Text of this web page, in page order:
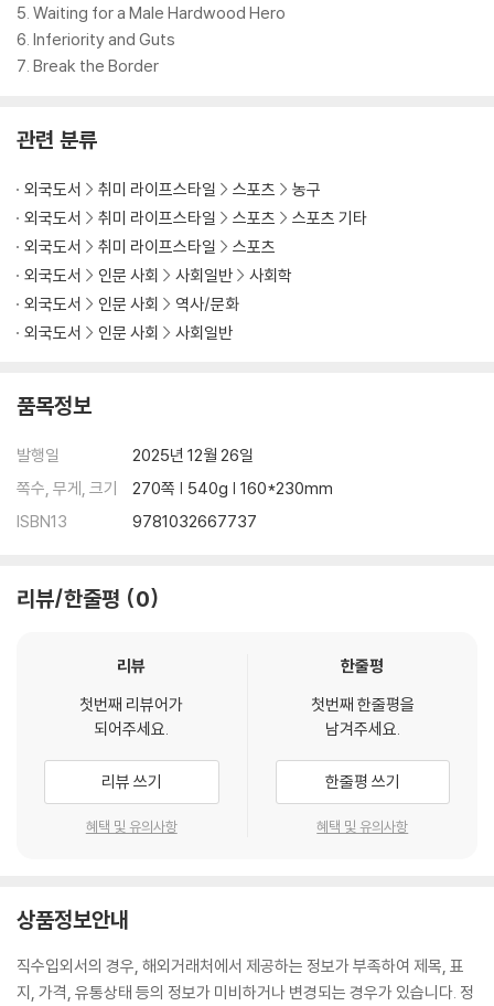
5. Waiting for a Male Hardwood Hero
6. Inferiority and Guts
7. Break the Border
관련 분류
외국도서 취미 라이프스타일 스포츠
농구
외국도서
취미 라이프스타일 스포츠
스포츠 기타
외국도서
취미 라이프스타일
스포츠
외국도서
인문 사회 사회일반
사회학
외국도서
인문 사회
역사/문화
외국도서
인문 사회 사회일반
품목정보
발행일
2025년 12월 26일
쪽수, 무게, 크기
270쪽 | 540g | 160*230mm
ISBN13
9781032667737
리뷰/한줄평 0
리뷰
첫번째 리뷰어가
되어주세요.
리뷰 쓰기
혜택 및 유의사항
한줄평
첫번째 한줄평을
남겨주세요.
한줄평 쓰기
혜택 및 유의사항
상품정보안내
직수입외서의 경우, 해외거래처에서 제공하는 정보가 부족하여 제목, 표
지, 가격, 유통상태 등의 정보가 미비하거나 변경되는 경우가 있습니다. 정